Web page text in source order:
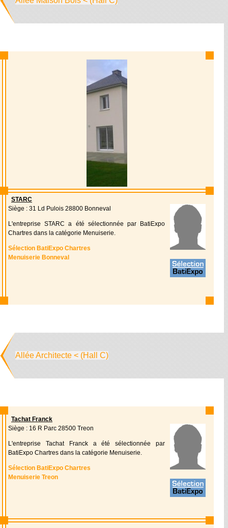
STARC
Siège : 31 Ld Pulois 28800 Bonneval
L'entreprise STARC a été sélectionnée par BatiExpo
Chartres dans la catégorie Menuiserie.
Sélection BatiExpo Chartres
Menuiserie Bonneval
Allée Architecte < (Hall C)
Tachat Franck
Siège : 16 R Parc 28500 Treon
L'entreprise Tachat Franck a été sélectionnée par
BatiExpo Chartres dans la catégorie Menuiserie.
Sélection BatiExpo Chartres
Menuiserie Treon